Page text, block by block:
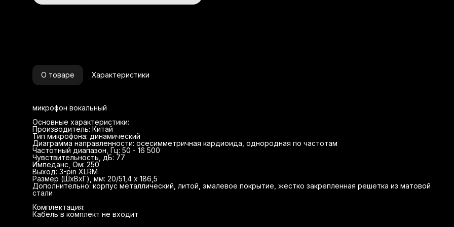
О товаре Характеристики
микрофон вокальный
Основные характеристики:
Производитель: Китай
Тип микрофона: динамический
Диаграмма направленности: осесимметричная кардиоида, однородная по частотам
Частотный диапазон, Гц: 50 - 16 500
Чувствительность, дБ: 77
Импеданс, Ом: 250
Выход: 3-pin XLRM
Размер (ШхВхГ), мм: 20/51,4 х 186,5
Дополнительно: корпус металлический, литой, эмалевое покрытие, жестко закрепленная решетка из матовой
стали
Комплектация:
Кабель в комплект не входит